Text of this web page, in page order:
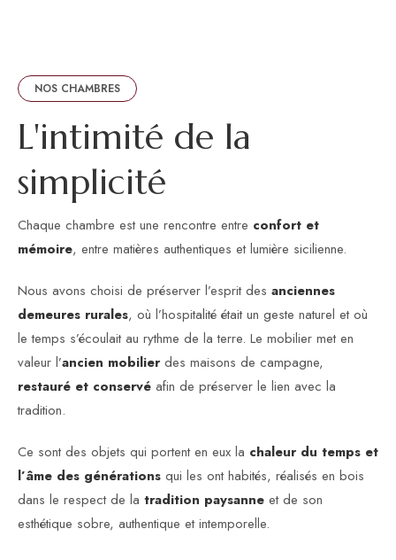
NOS CHAMBRES
L'intimité de la
simplicité
Chaque chambre est une rencontre entre confort et
mémoire, entre matières authentiques et lumière sicilienne.
Nous avons choisi de préserver l’esprit des anciennes
demeures rurales, où l’hospitalité était un geste naturel et où
le temps s’écoulait au rythme de la terre. Le mobilier met en
valeur l’ancien mobilierdes maisons de campagne,
restauré et conservé afin de préserver le lien avec la
tradition.
Ce sont des objets qui portent en eux la chaleur du temps et
l’âme des générations qui les ont habités, réalisés en bois
dans le respect de la tradition paysanne et de son
esthétique sobre, authentique et intemporelle.